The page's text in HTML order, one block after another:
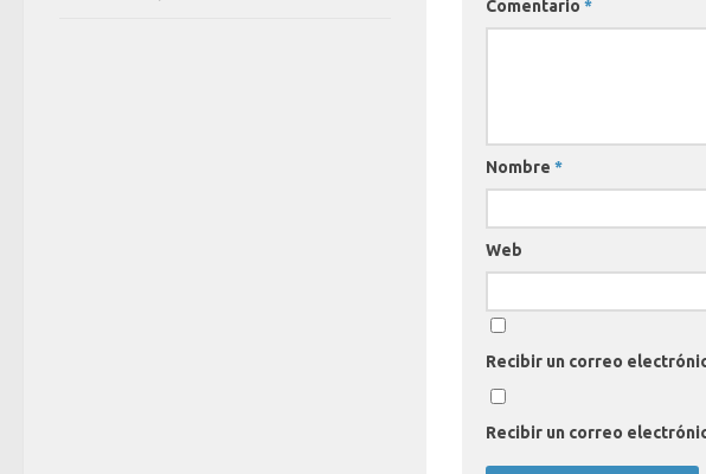
Comentario *
Nombre *
Web
Recibir un correo
Recibir un correo